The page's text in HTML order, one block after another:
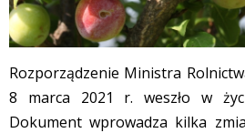
Rozporządzenie Ministra
8 marca 2021 r. weszło w
Dokument wprowadza kilka